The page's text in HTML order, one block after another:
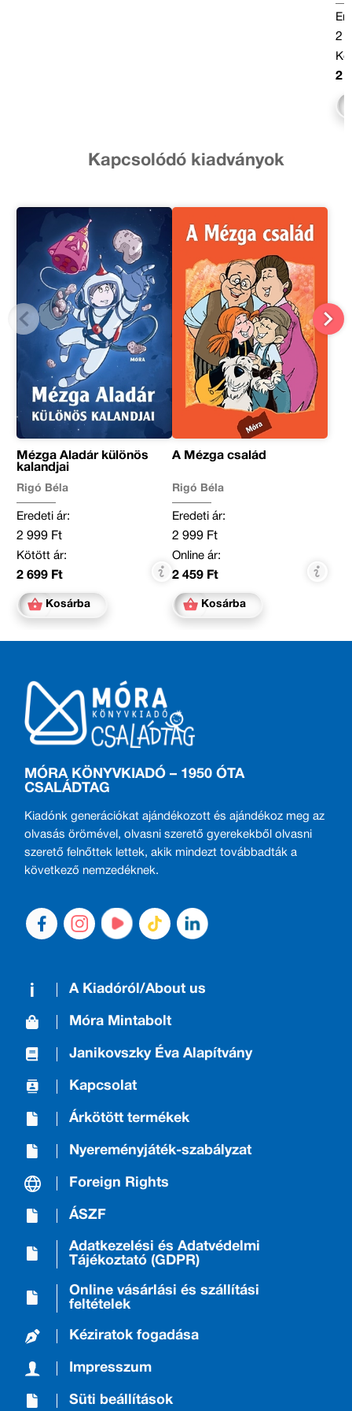
2
2
Kapcsolódó kiadványok
Mézga Aladár különös
kalandjai
Rigó Béla
Eredeti ár:
2 999 Ft
Kötött ár:
2 699 Ft
Kosárba
A Mézga család
Rigó Béla
Eredeti ár:
2 999 Ft
Online ár:
2 459 Ft
Kosárba
MÓRA KÖNYVKIADÓ – 1950 ÓTA
CSALÁDTAG
Kiadónk generációkat ajándékozott és ajándékoz meg az
olvasás örömével, olvasni szerető gyerekekből olvasni
szerető felnőttek lettek, akik mindezt továbbadták a
következő nemzedéknek.
A Kiadóról/About us
Móra Mintabolt
Janikovszky Éva Alapítvány
Kapcsolat
Árkötött termékek
Nyereményjáték-szabályzat
Foreign Rights
ÁSZF
Adatkezelési és Adatvédelmi
Tájékoztató (GDPR)
Online vásárlási és szállítási
feltételek
Kéziratok fogadása
Impresszum
Süti beállítások